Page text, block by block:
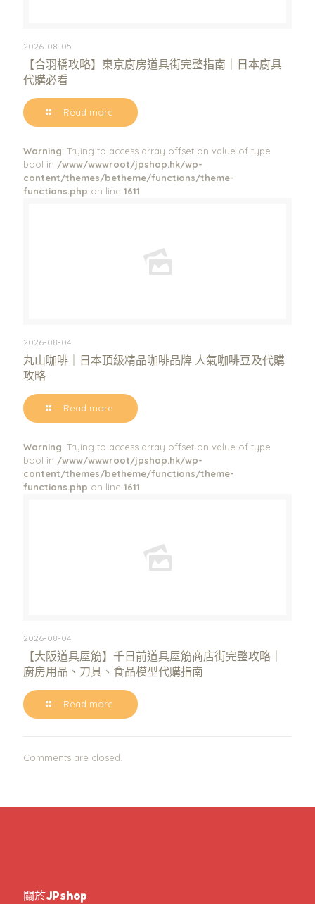
2026-08-05
【合羽橋攻略】東京廚房道具街完整指南｜日本廚具
代購必看
Read more
Warning: Trying to access array offset on value of type
bool in /www/wwwroot/jpshop.hk/wp-
content/themes/betheme/functions/theme-
functions.php on line 1611
2026-08-04
丸山咖啡｜日本頂級精品咖啡品牌 人氣咖啡豆及代購
攻略
Read more
Warning: Trying to access array offset on value of type
bool in /www/wwwroot/jpshop.hk/wp-
content/themes/betheme/functions/theme-
functions.php on line 1611
2026-08-04
【大阪道具屋筋】千日前道具屋筋商店街完整攻略｜
廚房用品、刀具、食品模型代購指南
Read more
Comments are closed.
關於JPshop